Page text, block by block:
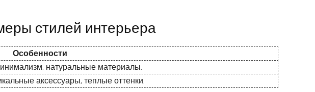
стилей интерьера
Особенности
натуральные материалы.
аксессуары, теплые оттенки.